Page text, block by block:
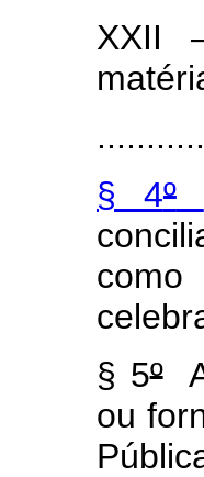
XXII
§ 4º
como
§ 5ºA
ou